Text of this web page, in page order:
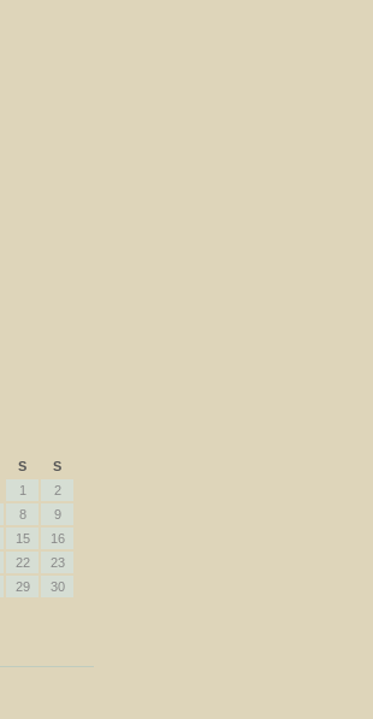
S S
1
2
8
9
15
16
22
23
29
30